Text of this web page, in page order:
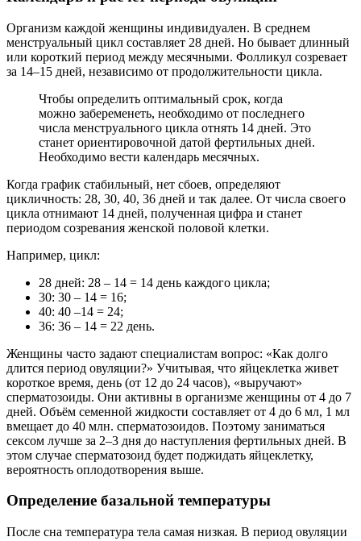
Организм каждой женщины индивидуален. В среднем
менструальный цикл составляет 28 дней. Но бывает длинный
или короткий период между месячными. Фолликул созревает
за 14–15 дней, независимо от продолжительности цикла.
Чтобы определить оптимальный срок, когда
можно забеременеть, необходимо от последнего
числа менструального цикла отнять 14 дней. Это
станет ориентировочной датой фертильных дней.
Необходимо вести календарь месячных.
Когда график стабильный, нет сбоев, определяют
цикличность: 28, 30, 40, 36 дней и так далее. От числа своего
цикла отнимают 14 дней, полученная цифра и станет
периодом созревания женской половой клетки.
Например, цикл:
28 дней: 28 – 14 = 14 день каждого цикла;
30: 30 – 14 = 16;
40: 40 –14 = 24;
36: 36 – 14 = 22 день.
Женщины часто задают специалистам вопрос: «Как долго
длится период овуляции?» Учитывая, что яйцеклетка живет
короткое время, день (от 12 до 24 часов), «выручают»
сперматозоиды. Они активны в организме женщины от 4 до 7
дней. Объём семенной жидкости составляет от 4 до 6 мл, 1 мл
вмещает до 40 млн. сперматозоидов. Поэтому заниматься
сексом лучше за 2–3 дня до наступления фертильных дней. В
этом случае сперматозоид будет поджидать яйцеклетку,
вероятность оплодотворения выше.
Определение базальной температуры
После сна температура тела самая низкая. В период овуляции